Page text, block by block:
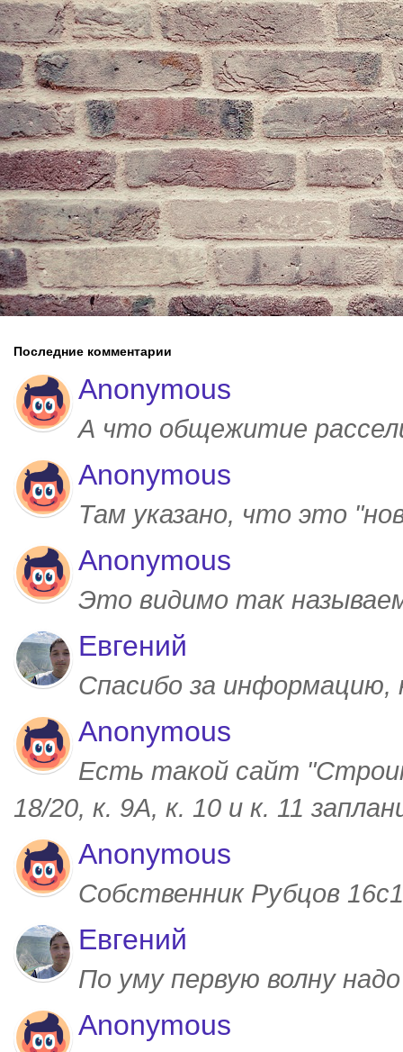
Последние комментарии
Anonymous
А что общежитие
Anonymous
Там указано, что это
Anonymous
Это видимо так
Евгений
Спасибо за
Anonymous
Есть такой сайт
18/20, к. 9А, к. 10 и к. 11
Anonymous
Собственник Рубцов
Евгений
По уму первую волну
Anonymous